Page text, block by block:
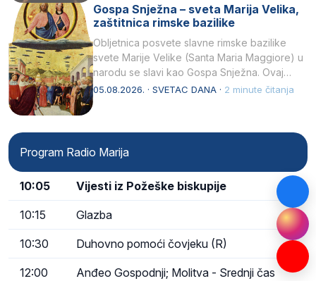
Gospa Snježna – sveta Marija Velika,
zaštitnica rimske bazilike
Obljetnica posvete slavne rimske bazilike
svete Marije Velike (Santa Maria Maggiore) u
narodu se slavi kao Gospa Snježna. Ovaj
naziv, Sancta Maria…
05.08.2026. · SVETAC DANA · 2 minute čitanja
Program Radio Marija
10:05 Vijesti iz Požeške biskupije
10:15 Glazba
10:30 Duhovno pomoći čovjeku (R)
12:00 Anđeo Gospodnji; Molitva - Srednji čas